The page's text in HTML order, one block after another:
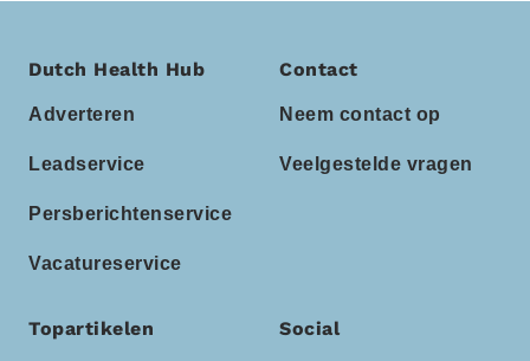
Dutch Health Hub
Adverteren
Leadservice
Persberichtenservice
Vacatureservice
Contact
Neem contact op
Veelgestelde vragen
Topartikelen Social